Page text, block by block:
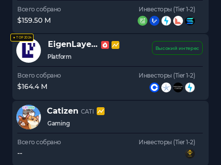
Всего собрано
$159.50 M
Инвесторы (Tier 1-2)
★ TOP 2024
EigenLayerEIGEN
Platform
Высокий интерес
Всего собрано
$164.4 M
Инвесторы (Tier 1-2)
Catizen CATI
Gaming
Всего собрано
--
Инвесторы (Tier 1-2)